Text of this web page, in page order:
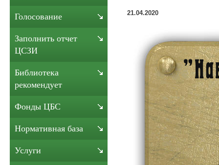
21.04.2020
Голосование
Заполнить отчет
ЦСЗИ
Библиотека
рекомендует
Фонды ЦБС
Нормативная база
Услуги